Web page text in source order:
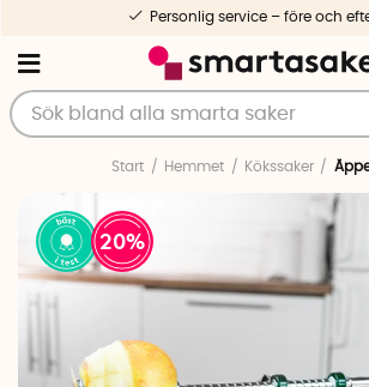
Personlig service – före och
Start Hemmet Kökssaker
20